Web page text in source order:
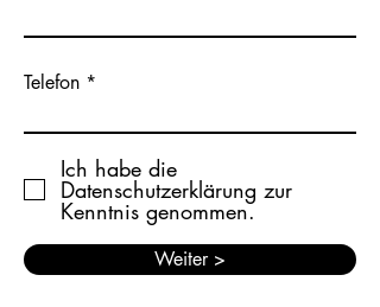
Telefon
Ich habe die
Datenschutzerklärung zur
Kenntnis genommen.
Weiter >